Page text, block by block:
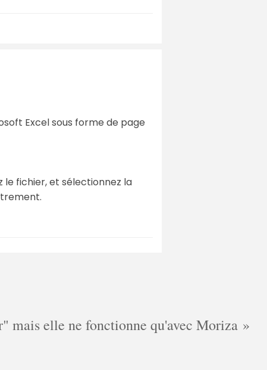
Excel sous forme de page
le fichier, et sélectionnez la
mais elle ne fonctionne qu'avec Moriza